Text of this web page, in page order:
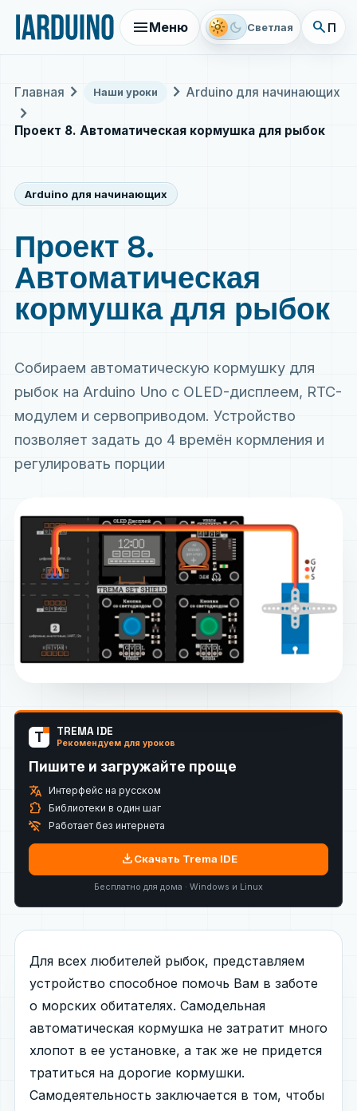
menuМеню light_mode dark_mode Светлая search
Главная chevron_right Наши уроки chevron_right Arduino для начинающих
chevron_right
Проект 8. Автоматическая кормушка для рыбок
Arduino для начинающих
Проект 8.
Автоматическая
кормушка для рыбок
Собираем автоматическую кормушку для
рыбок на Arduino Uno с OLED-дисплеем, RTC-
модулем и сервоприводом. Устройство
позволяет задать до 4 времён кормления и
регулировать порции
T TREMA IDE
Рекомендуем для уроков
Пишите и загружайте проще
translate Интерфейс на русском
extension Библиотеки в один шаг
wifi_off Работает без интернета
downloadСкачать Trema IDE
Бесплатно для дома · Windows и Linux
Для всех любителей рыбок, представляем
устройство способное помочь Вам в заботе
о морских обитателях. Самодельная
автоматическая кормушка не затратит много
хлопот в ее установке, а так же не придется
тратиться на дорогие кормушки.
Самодеятельность заключается в том, чтобы